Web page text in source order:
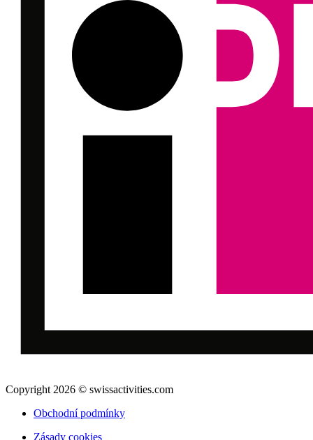
Copyright 2026 © swissactivities.com
Obchodní podmínky
Zásady cookies